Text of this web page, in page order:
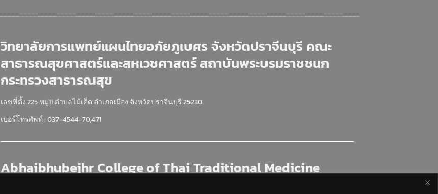
วิทยาลัยการแพทย์แผนไทยอภัยภูเบศร จังหวัดปราจีนบุรี คณะ
สาธารณสุขศาสตร์และสหเวชศาสตร์ สถาบันพระบรมราชชนก
กระทรวงสาธารณสุข
เลขที่ตั้ง 225 หมู่11 ตำบลไม้เค็ด อำเภอเมือง จังหวัดปราจีนบุรี 25230
เบอร์โทรศัพท์ : 037-4544-70,471
Abhaibhubejhr College of Thai Traditional Medicine